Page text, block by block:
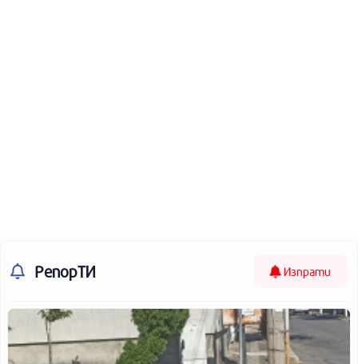
РепорТИ Изпрати